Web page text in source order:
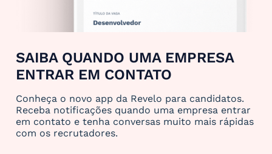
SAIBA QUANDO UMA EMPRESA
ENTRAR EM CONTATO
Conheça o novo app da Revelo para candidatos.
Receba notificações quando uma empresa entrar
em contato e tenha conversas muito mais rápidas
com os recrutadores.